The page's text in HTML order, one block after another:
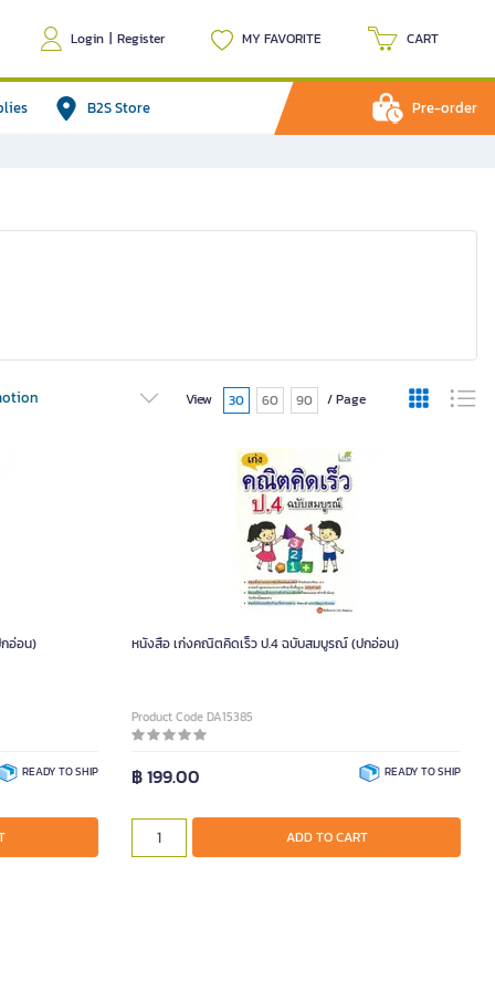
Login | Register MY FAVORITE CART
B2S Store Pre-order
View 30 60 90 / Page
อ่อน)
READY TO SHIP
หนังสือ เก่งคณิตคิดเร็ว ป.4 ฉบับสมบูรณ์ (ปกอ่อน)
Product Code DA15385
฿ 199.00 READY TO SHIP
ADD TO CART